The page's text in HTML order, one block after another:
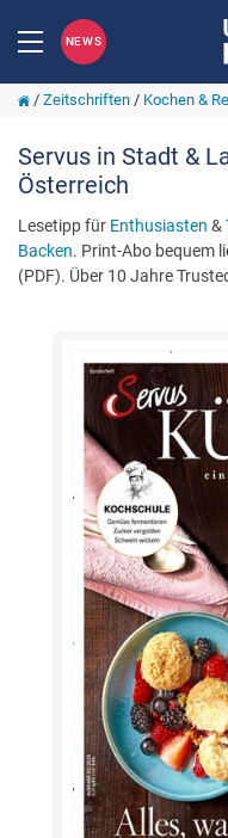
NEWS
/ Zeitschriften/ Kochen &
Servus in Stadt &
Österreich
Lesetipp für Enthusiasten &
Backen. Print-Abo bequem
(PDF). Über 10 Jahre